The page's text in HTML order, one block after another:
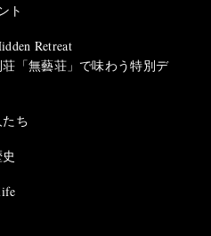
ト
Retreat
「無藝荘」で味わう特別デ
ち